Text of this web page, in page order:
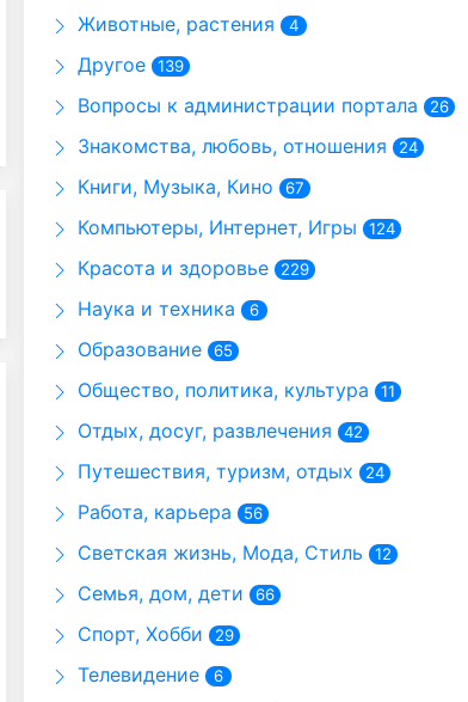
Животные, растения 4
Другое 139
Вопросы к администрации портала 26
Знакомства, любовь, отношения 24
Книги, Музыка, Кино 67
Компьютеры, Интернет, Игры 124
Красота и здоровье 229
Наука и техника 6
Образование 65
Общество, политика, культура 11
Отдых, досуг, развлечения 42
Путешествия, туризм, отдых 24
Работа, карьера 56
Светская жизнь, Мода, Стиль 12
Семья, дом, дети 66
Спорт, Хобби 29
Телевидение 6